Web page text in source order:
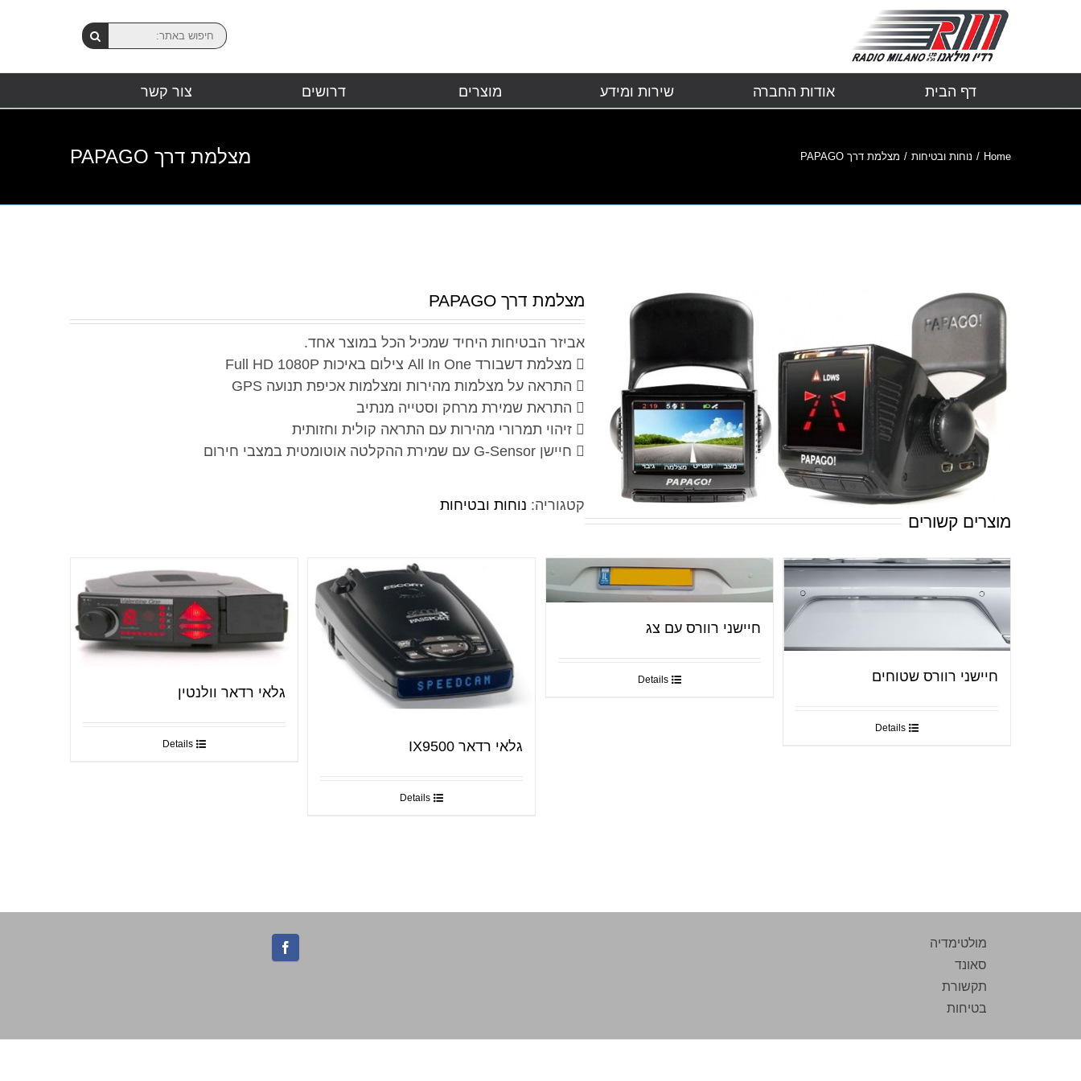
דף הבית אודות החברה שירות ומידע מוצרים דרושים צור קשר
מצלמת דרך PAPAGO Home
/ נוחות ובטיחות / מצלמת דרך PAPAGO
מצלמת דרך PAPAGO
אביזר הבטיחות היחיד שמכיל הכל במוצר אחד.
 מצלמת דשבורד All In One צילום באיכות Full HD 1080P
 התראה על מצלמות מהירות ומצלמות אכיפת תנועה GPS
 התראת שמירת מרחק וסטייה מנתיב
 זיהוי תמרורי מהירות עם התראה קולית וחזותית
 חיישן G-Sensor עם שמירת ההקלטה אוטומטית במצבי חירום
קטגוריה: נוחות ובטיחות
מוצרים קשורים
חיישני רוורס שטוחים
Details
חיישני רוורס עם צג
Details
גלאי רדאר IX9500
Details
גלאי רדאר וולנטין
Details
מולטימדיה
סאונד
תקשורת
בטיחות